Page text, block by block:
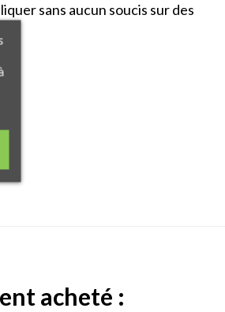
sans aucun soucis sur des
acheté :